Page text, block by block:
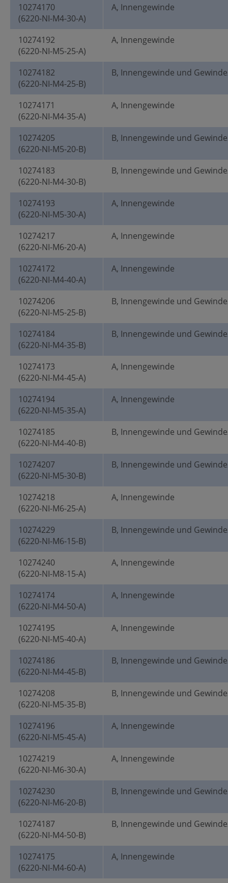
10274170
(6220-NI-M4-30-A)
A, Innengewinde
10274192
(6220-NI-M5-25-A)
A, Innengewinde
10274182
(6220-NI-M4-25-B)
B, Innengewinde und
10274171
(6220-NI-M4-35-A)
A, Innengewinde
10274205
(6220-NI-M5-20-B)
B, Innengewinde und
10274183
(6220-NI-M4-30-B)
B, Innengewinde und
10274193
(6220-NI-M5-30-A)
A, Innengewinde
10274217
(6220-NI-M6-20-A)
A, Innengewinde
10274172
(6220-NI-M4-40-A)
A, Innengewinde
10274206
(6220-NI-M5-25-B)
B, Innengewinde und
10274184
(6220-NI-M4-35-B)
B, Innengewinde und
10274173
(6220-NI-M4-45-A)
A, Innengewinde
10274194
(6220-NI-M5-35-A)
A, Innengewinde
10274185
(6220-NI-M4-40-B)
B, Innengewinde und
10274207
(6220-NI-M5-30-B)
B, Innengewinde und
10274218
(6220-NI-M6-25-A)
A, Innengewinde
10274229
(6220-NI-M6-15-B)
B, Innengewinde und
10274240
(6220-NI-M8-15-A)
A, Innengewinde
10274174
(6220-NI-M4-50-A)
A, Innengewinde
10274195
(6220-NI-M5-40-A)
A, Innengewinde
10274186
(6220-NI-M4-45-B)
B, Innengewinde und
10274208
(6220-NI-M5-35-B)
B, Innengewinde und
10274196
(6220-NI-M5-45-A)
A, Innengewinde
10274219
(6220-NI-M6-30-A)
A, Innengewinde
10274230
(6220-NI-M6-20-B)
B, Innengewinde und
10274187
(6220-NI-M4-50-B)
B, Innengewinde und
10274175
(6220-NI-M4-60-A)
A, Innengewinde